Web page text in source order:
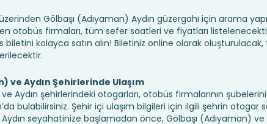
Gölbaşı (Adıyaman) Aydın güzergahı için arama
otobüs firmaları, tüm sefer saatleri ve fiyatları
kolayca satın alın! Biletiniz online olarak
ve Aydın Şehirlerinde Ulaşım
Aydın şehirlerindeki otogarları, otobüs firmalarının
bulabilirsiniz. Şehir içi ulaşım bilgileri için ilgili şehrin otogar
seyahatinize başlamadan önce, Gölbaşı (Adıyaman) ve